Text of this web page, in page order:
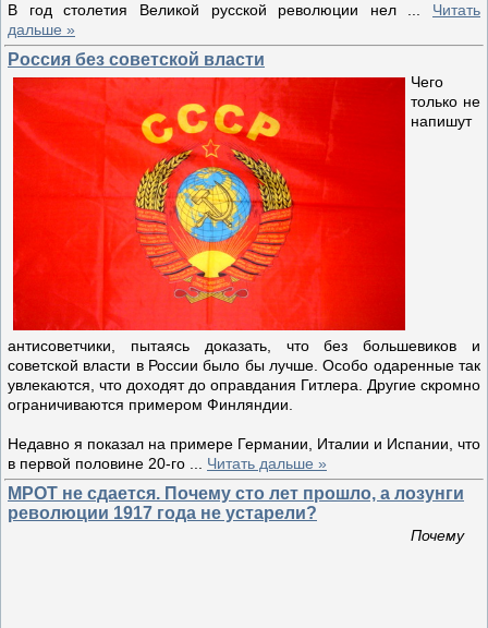
В год столетия Великой русской революции нел
Читать
дальше »
Россия без советской власти
Чего
только не
напишут
антисоветчики, пытаясь доказать, что без большевиков и
советской власти в России было бы лучше. Особо одаренные так
увлекаются, что доходят до оправдания Гитлера. Другие скромно
ограничиваются примером Финляндии.
Недавно я показал на примере Германии, Италии и Испании, что
в первой половине 20-го
Читать дальше »
МРОТ не сдается. Почему сто лет прошло, а лозунги
революции 1917 года не устарели?
Почему